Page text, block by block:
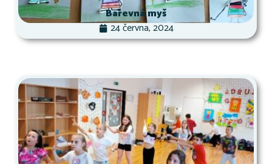
Barevná myš
24 června, 2024